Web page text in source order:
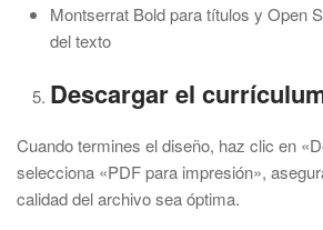
Montserrat Bold para títulos y Open
del texto
Descargar el
Cuando termines el diseño, haz clic en
selecciona «PDF para impresión»,
calidad del archivo sea óptima.